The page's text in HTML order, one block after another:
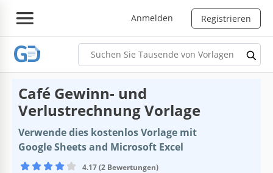
Anmelden Registrieren
Café Gewinn- und
Verlustrechnung Vorlage
Verwende dies kostenlos Vorlage mit
Google Sheets and Microsoft Excel
4.17 (2 Bewertungen)